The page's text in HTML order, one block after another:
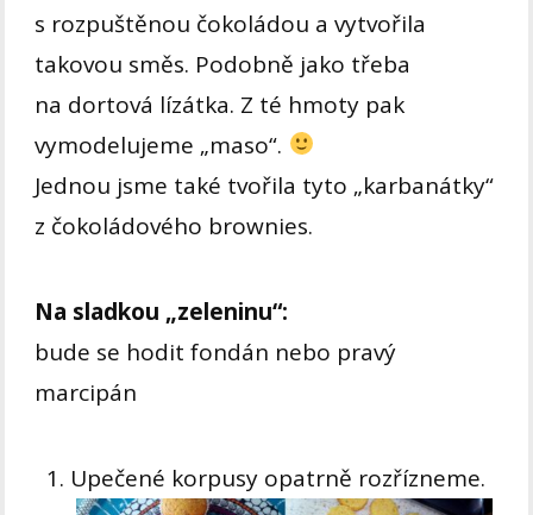
s rozpuštěnou čokoládou a vytvořila
takovou směs. Podobně jako třeba
na dortová lízátka. Z té hmoty pak
vymodelujeme „maso“.
Jednou jsme také tvořila tyto „karbanátky“
z čokoládového brownies.
Na sladkou „zeleninu“:
bude se hodit fondán nebo pravý
marcipán
Upečené korpusy opatrně rozřízneme.